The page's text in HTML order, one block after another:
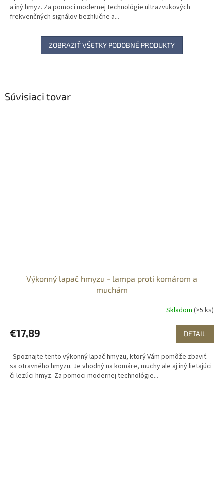
Súvisiaci tovar
Výkonný lapač hmyzu - lampa proti komárom a
muchám
Skladom (>5 ks)
€17,89 DETAIL
Spoznajte tento výkonný lapač hmyzu, ktorý Vám pomôže zbaviť
sa otravného hmyzu. Je vhodný na komáre, muchy ale aj iný lietajúci
či lezúci hmyz. Za pomoci modernej technológie...
a iný hmyz. Za pomoci modernej technológie ultrazvukových
frekvenčných signálov bezhlučne a...
ZOBRAZIŤ VŠETKY PODOBNÉ PRODUKTY